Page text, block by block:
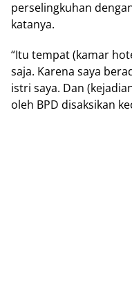
perselingkuhan
katanya.
“Itu tempat (kamar
saja. Karena saya
istri saya. Dan
oleh BPD disaksikan